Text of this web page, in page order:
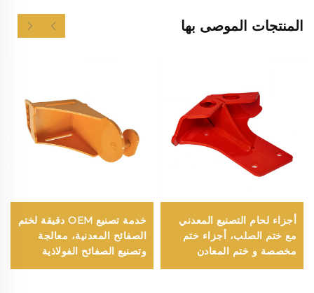
المنتجات الموصى بها
أجزاء لحام التصنيع المعدني
مع ختم الصلب، أجزاء ختم
مخصصة و ختم المعادن
الدقيقة في أجزاء معدنية
خدمة تصنيع OEM دقيقة لختم
الصفائح المعدنية، معالجة
وتصنيع الصفائح الفولاذية
والألمنيوم